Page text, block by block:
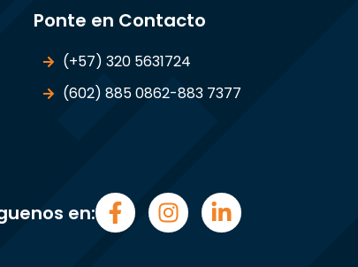
Ponte en Contacto
(+57) 320 5631724
(602) 885 0862-883 7377
en: